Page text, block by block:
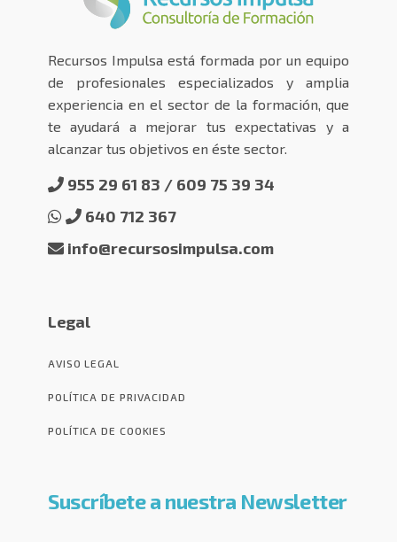
Recursos Impulsa está formada por un equipo
de profesionales especializados y amplia
experiencia en el sector de la formación, que
te ayudará a mejorar tus expectativas y a
alcanzar tus objetivos en éste sector.
955 29 61 83 / 609 75 39 34
640 712 367
info@recursosimpulsa.com
Legal
AVISO LEGAL
POLÍTICA DE PRIVACIDAD
POLÍTICA DE COOKIES
Suscríbete a nuestra Newsletter